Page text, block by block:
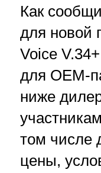
Как
для новой
Voice
для OEM-
ниже
том числе
цены,